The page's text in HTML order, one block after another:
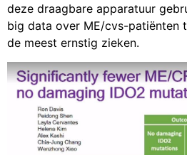
deze draagbare apparatuur
big data over ME/cvs-patiënten
de meest ernstig zieken.